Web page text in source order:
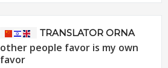
TRANSLATOR ORNA
other people favor is my own
favor